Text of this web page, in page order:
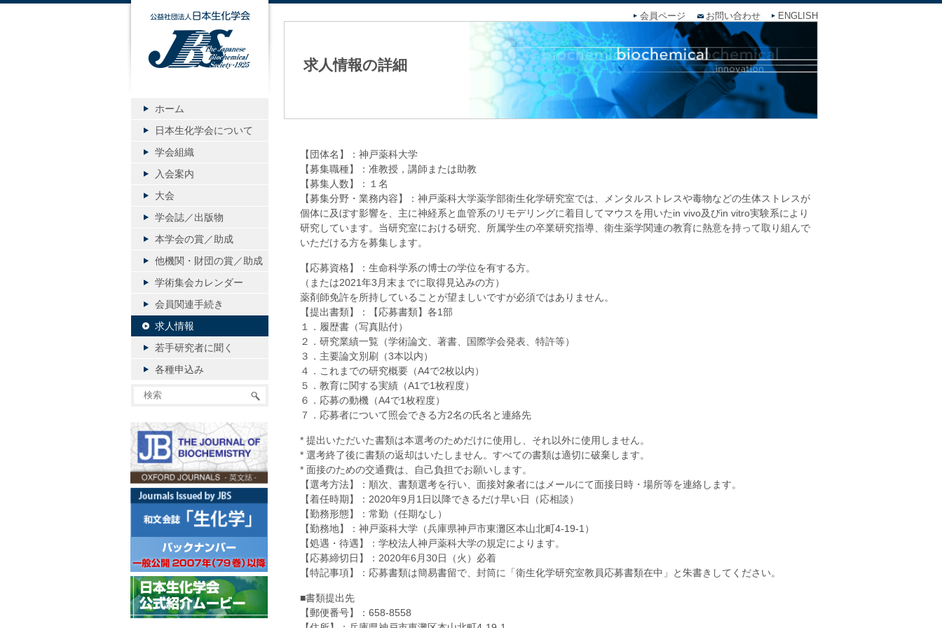
会員ページ お問い合わせ ENGLISH
求人情報の詳細
【団体名】：神戸薬科大学
【募集職種】：准教授，講師または助教
【募集人数】：１名
【募集分野・業務内容】：神戸薬科大学薬学部衛生化学研究室では、メンタルストレスや毒物などの生体ストレスが
個体に及ぼす影響を、主に神経系と血管系のリモデリングに着目してマウスを用いたin vivo及びin vitro実験系により
研究しています。当研究室における研究、所属学生の卒業研究指導、衛生薬学関連の教育に熱意を持って取り組んで
いただける方を募集します。
【応募資格】：生命科学系の博士の学位を有する方。
（または2021年3月末までに取得見込みの方）
薬剤師免許を所持していることが望ましいですが必須ではありません。
【提出書類】：【応募書類】各1部
１．履歴書（写真貼付）
２．研究業績一覧（学術論文、著書、国際学会発表、特許等）
３．主要論文別刷（3本以内）
４．これまでの研究概要（A4で2枚以内）
５．教育に関する実績（A1で1枚程度）
６．応募の動機（A4で1枚程度）
７．応募者について照会できる方2名の氏名と連絡先
* 提出いただいた書類は本選考のためだけに使用し、それ以外に使用しません。
* 選考終了後に書類の返却はいたしません。すべての書類は適切に破棄します。
* 面接のための交通費は、自己負担でお願いします。
【選考方法】：順次、書類選考を行い、面接対象者にはメールにて面接日時・場所等を連絡します。
【着任時期】：2020年9月1日以降できるだけ早い日（応相談）
【勤務形態】：常勤（任期なし）
【勤務地】：神戸薬科大学（兵庫県神戸市東灘区本山北町4-19-1）
【処遇・待遇】：学校法人神戸薬科大学の規定によります。
【応募締切日】：2020年6月30日（火）必着
【特記事項】：応募書類は簡易書留で、封筒に「衛生化学研究室教員応募書類在中」と朱書きしてください。
■書類提出先
【郵便番号】：658-8558
公益社団法人日本生化学会
ホーム
日本生化学会について
学会組織
入会案内
大会
学会誌／出版物
本学会の賞／助成
他機関・財団の賞／助成
学術集会カレンダー
会員関連手続き
求人情報
若手研究者に聞く
各種申込み